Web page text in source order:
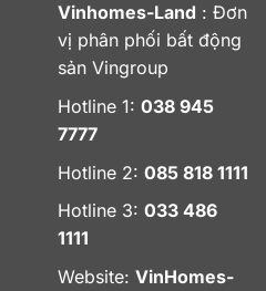
Vinhomes-Land : Đơn
vị phân phối bất động
sản Vingroup
Hotline 1: 038 945
7777
Hotline 2: 085 818 1111
Hotline 3: 033 486
1111
Website: VinHomes-